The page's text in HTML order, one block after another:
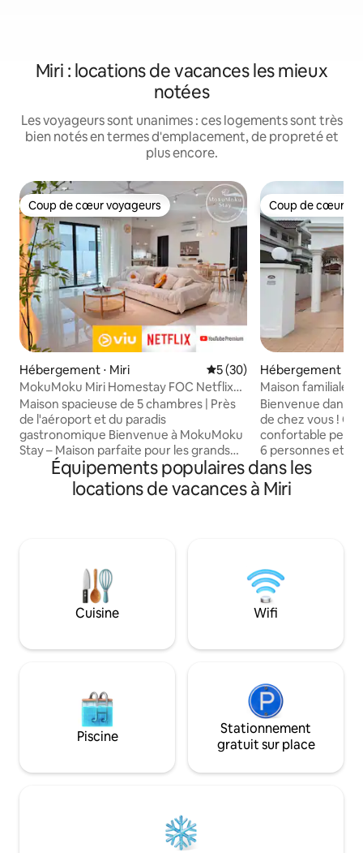
Miri : locations de vacances les mieux
notées
Les voyageurs sont unanimes : ces logements sont très
bien notés en termes d'emplacement, de propreté et
plus encore.
Coup de cœur voyageurs
Coup de cœur voyageurs
Hébergement ⋅ Miri Évaluation moyenne sur la
5 (30)
MokuMoku Miri Homestay FOC Netflix
et Ytb 18pax
Maison spacieuse de 5 chambres | Près
de l'aéroport et du paradis
gastronomique Bienvenue à MokuMoku
Stay – Maison parfaite pour les grands
groupes ! Ce que vous allez adorer :
- Disposition super spacieuse – idéale
pour les familles, les réunions ou les
Directement en face des restaurants
locaux -7 minutes à pied du centre
commercial Emart Un espace pour se
détendre, se ressourcer et rester
tout est à portée de main.
Coup de cœur
Coup de cœur
Hébergement ⋅
Maison familiale
Bienvenue dans
de chez vous !
confortable peut
6 personnes et
ville, à seulement
les principales
restaurants.
barbecue pour
Cet espace
offre tout ce dont
passer un séjour
Équipements populaires dans les
locations de vacances à Miri
Cuisine Wifi
Piscine
Stationnement
gratuit sur place